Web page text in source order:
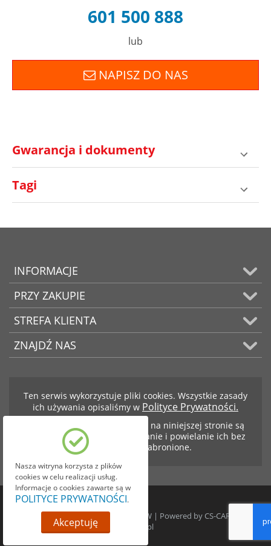
601 500 888
lub
NAPISZ DO NAS
Gwarancja i dokumenty
Tagi
INFORMACJE
PRZY ZAKUPIE
STREFA KLIENTA
ZNAJDŹ NAS
Ten serwis wykorzystuje pliki cookies. Wszystkie zasady
ich używania opisaliśmy w Polityce Prywatności.
Teksty i zdjęcia znajdujące się na niniejszej stronie są
własnością firmy BCS. Kopiowanie i powielanie ich bez
zezwolenia jest zabronione.
© 1999-2026 BCS SKRZYNIE BIEGÓW | Powered byCS-CART.pl
GEOGIS.pl
Nasza witryna korzysta z plików
cookies w celu realizacji usług.
Informacje o cookies zawarte są w
POLITYCE PRYWATNOŚCI.
Akceptuję